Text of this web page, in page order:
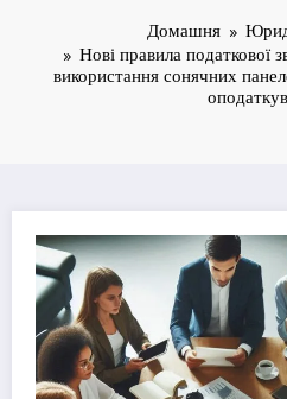
Домашня
Нові правила податкової
використання сонячних